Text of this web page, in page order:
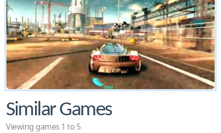
Similar Games
Viewing games 1 to 5